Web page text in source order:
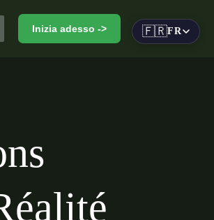
Inizia adesso -> 🇫🇷FR